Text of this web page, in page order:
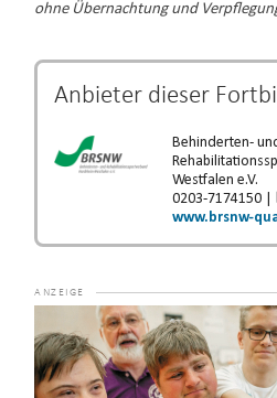
ohne Übernachtung und
Anbieter dieser
Behinderten-
Westfalen e.V.
0203-7174150 |
www.brsnw-
Player